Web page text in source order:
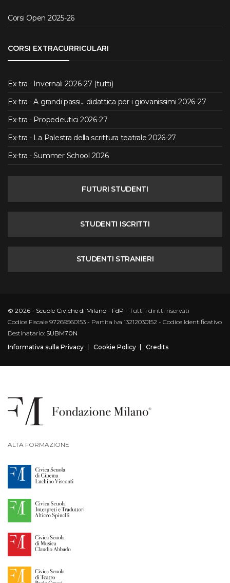
Corsi Open 2025-26
CORSI EXTRACURRICULARI
Ex-tra - Invernali 2026-27 (tutti)
Ex-tra - A grandi passi... didattica per i giovanissimi 2026-27
Ex-tra - Propedeutici 2026-27
Ex-tra - La Palestra della scrittura teatrale 2026-27
Ex-tra - Summer School 2026
FUTURI STUDENTI
STUDENTI ISCRITTI
STUDENTI STRANIERI
© 2026 - Scuole Civiche di Milano - FdP - Tutti i diritti riservati
Codice Fiscale 97269560153 - Partita Iva 13212030152 - Codice Identificativo
Destinatario: SUBM70N
Informativa sulla Privacy
Cookie Policy Credits
ALTA FORMAZIONE